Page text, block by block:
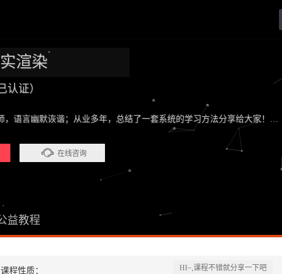
渲染
认证）
，语言幽默诙谐；从业多年，总结了一套系统的学习方法分享给大家！…
在线咨询
益教程
HI~,课程不错就分享一下吧
课程性质：